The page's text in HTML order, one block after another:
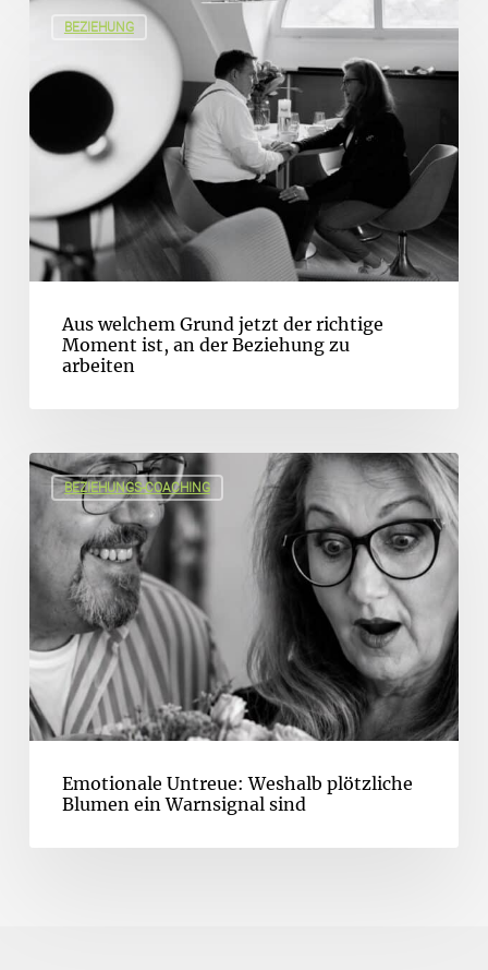
BEZIEHUNG
Aus welchem Grund jetzt der richtige
Moment ist, an der Beziehung zu
arbeiten
BEZIEHUNGS-COACHING
Emotionale Untreue: Weshalb plötzliche
Blumen ein Warnsignal sind